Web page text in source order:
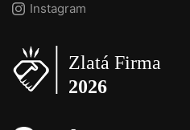
Instagram